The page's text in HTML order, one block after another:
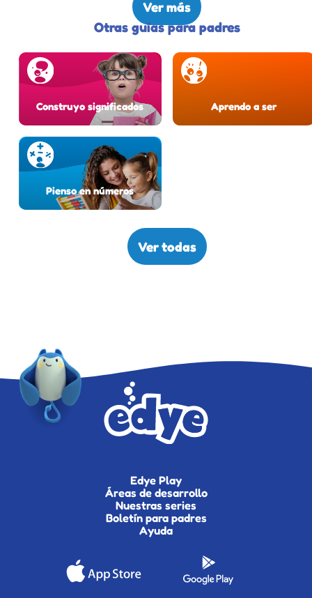
Ver más
Otras guías para padres
Construyo significados Aprendo a ser
Pienso en números
Ver todas
Edye Play
Áreas de desarrollo
Nuestras series
Boletín para padres
Ayuda